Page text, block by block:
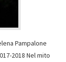
Pampalone
2018 Nel mito